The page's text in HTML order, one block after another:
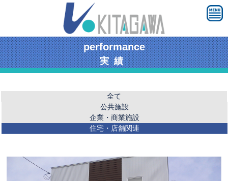
performance
実績
全て
公共施設
企業・商業施設
住宅・店舗関連